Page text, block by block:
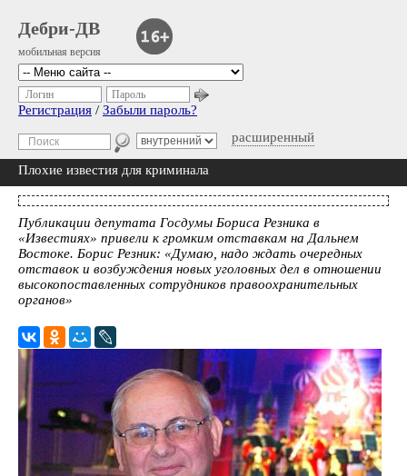
Дебри-ДВ
мобильная версия
расширенный
Логин Пароль
Регистрация / Забыли пароль?
Плохие известия для криминала
Публикации депутата Госдумы Бориса Резника в
«Известиях» привели к громким отставкам на Дальнем
Востоке. Борис Резник: «Думаю, надо ждать очередных
отставок и возбуждения новых уголовных дел в отношении
высокопоставленных сотрудников правоохранительных
органов»